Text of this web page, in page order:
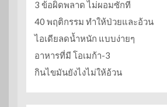
3 ข้อผิดพลาด ไม่ผอมซักที
40 พฤติกรรม ทำให้ป่วยและอ้วน
ไอเดียลดน้ำหนัก แบบง่ายๆ
อาหารที่มี โอเมก้า-3
กินไขมันยังไงไม่ให้อ้วน